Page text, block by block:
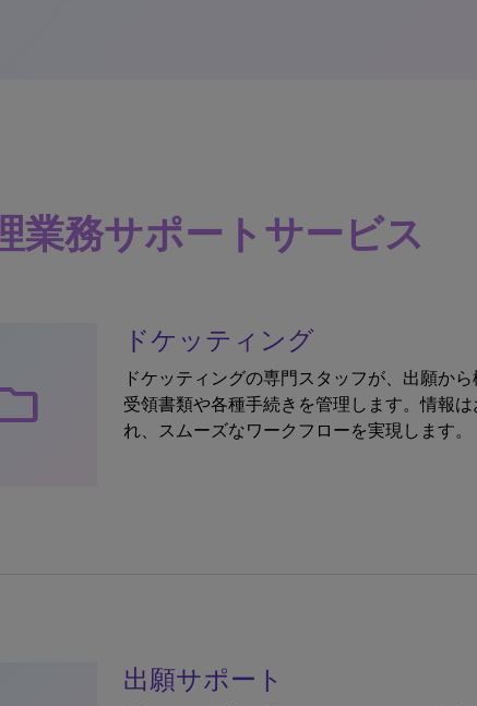
業務サポートサービス
ドケッティング
ドケッティングの専門スタッフが、出願か
受領書類や各種手続きを管理します。情報
れ、スムーズなワークフローを実現します。
出願サポート